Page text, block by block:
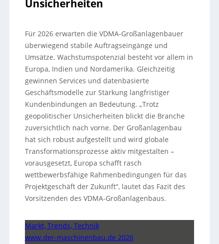
Unsicherheiten
Für 2026 erwarten die VDMA-Großanlagenbauer
überwiegend stabile Auftragseingänge und
Umsätze. Wachstumspotenzial besteht vor allem in
Europa, Indien und Nordamerika. Gleichzeitig
gewinnen Services und datenbasierte
Geschäftsmodelle zur Stärkung langfristiger
Kundenbindungen an Bedeutung. „Trotz
geopolitischer Unsicherheiten blickt die Branche
zuversichtlich nach vorne. Der Großanlagenbau
hat sich robust aufgestellt und wird globale
Transformationsprozesse aktiv mitgestalten –
vorausgesetzt, Europa schafft rasch
wettbewerbsfähige Rahmenbedingungen für das
Projektgeschäft der Zukunft“, lautet das Fazit des
Vorsitzenden des VDMA-Großanlagenbaus.
Markt, Trends, Technik
www.der-maschinenbau.de 2026